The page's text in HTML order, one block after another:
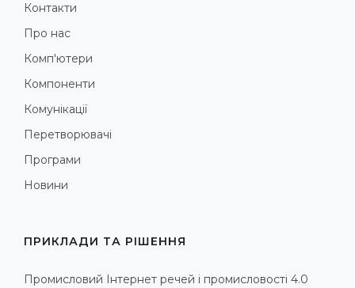
Контакти
Про нас
Комп'ютери
Компоненти
Комунікації
Перетворювачі
Програми
Новини
ПРИКЛАДИ ТА РІШЕННЯ
Промисловий Інтернет речей і промисловості 4.0